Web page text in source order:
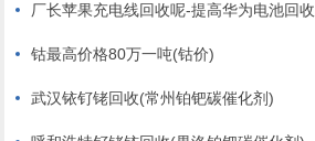
厂长苹果充电线回收呢-提高华为电池回收
钴最高价格80万一吨(钴价)
武汉铱钌铑回收(常州铂钯碳催化剂)